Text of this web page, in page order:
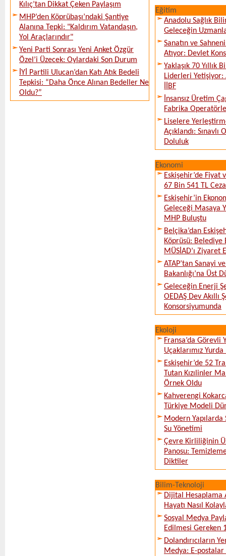
Kılıç’tan Dikkat Çeken Paylaşım
MHP’den Köprübaşı’ndaki Şantiye
Alanına Tepki: "Kaldırım Vatandaşın,
Yol Araçlarındır"
Yeni Parti Sonrası Yeni Anket Özgür
Özel’i Üzecek: Oylardaki Son Durum
İYİ Partili Ulucan’dan Katı Atık Bedeli
Tepkisi: “Daha Önce Alınan Bedeller Ne
Oldu?”
Eğitim
Anadolu Sağlık
Geleceğin
Sanatın ve
Atıyor: Devlet
Yaklaşık 70 Yıllık
Liderleri Yetişiyor:
İİBF
İnsansız Üretim
Fabrika
Liselere
Açıklandı:
Doluluk
Ekonomi
Eskişehir’de Fiyat
67 Bin 541 TL
Eskişehir’in
Geleceği Masaya
MHP Buluştu
Belçika’dan
Köprüsü: Belediye
MÜSİAD’ı Ziyaret
ATAP’tan Sanayi
Bakanlığı’na Üst
Geleceğin Enerji
OEDAŞ Dev Akıllı
Konsorsiyumunda
Ekoloji
Fransa’da Görevli
Uçaklarımız
Eskişehir’de 52
Tutan Kızılinler
Örnek Oldu
Kahverengi
Türkiye Modeli
Modern Yapılarda
Su Yönetimi
Çevre Kirliliğinin
Panosu:
Diktiler
Bilim-Teknoloji
Dijital Hesaplama
Hayatı Nasıl
Sosyal Medya
Edilmesi Gereken
Dolandırıcıların
Medya: E-postalar